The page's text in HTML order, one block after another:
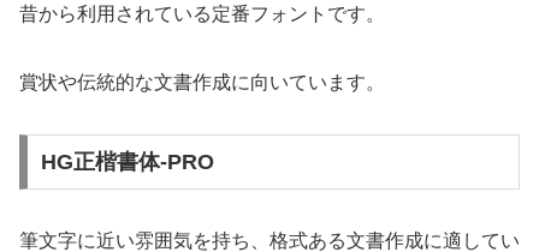
昔から利用されている定番フォントです。
賞状や伝統的な文書作成に向いています。
HG正楷書体-PRO
筆文字に近い雰囲気を持ち、格式ある文書作成に適してい